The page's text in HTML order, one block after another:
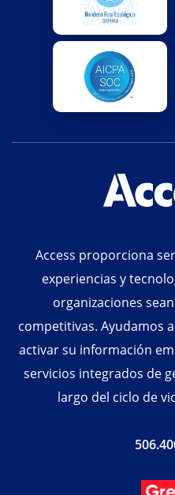
Access proporciona
experiencias y
organizaciones
competitivas. Ayudamos
activar su información
servicios integrados de
largo del ciclo de